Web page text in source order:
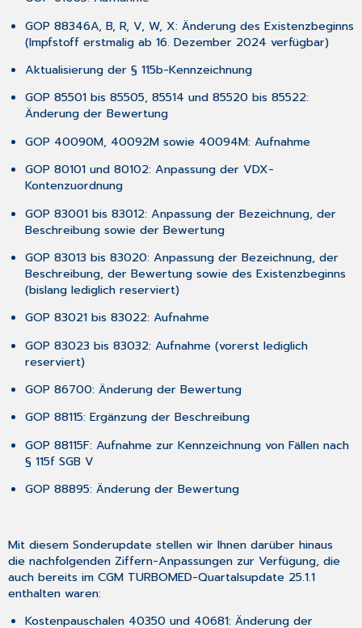
GOP 88346A, B, R, V, W, X: Änderung des Existenzbeginns
(Impfstoff erstmalig ab 16. Dezember 2024 verfügbar)
Aktualisierung der § 115b-Kennzeichnung
GOP 85501 bis 85505, 85514 und 85520 bis 85522:
Änderung der Bewertung
GOP 40090M, 40092M sowie 40094M: Aufnahme
GOP 80101 und 80102: Anpassung der VDX-
Kontenzuordnung
GOP 83001 bis 83012: Anpassung der Bezeichnung, der
Beschreibung sowie der Bewertung
GOP 83013 bis 83020: Anpassung der Bezeichnung, der
Beschreibung, der Bewertung sowie des Existenzbeginns
(bislang lediglich reserviert)
GOP 83021 bis 83022: Aufnahme
GOP 83023 bis 83032: Aufnahme (vorerst lediglich
reserviert)
GOP 86700: Änderung der Bewertung
GOP 88115: Ergänzung der Beschreibung
GOP 88115F: Aufnahme zur Kennzeichnung von Fällen nach
§ 115f SGB V
GOP 88895: Änderung der Bewertung
Mit diesem Sonderupdate stellen wir Ihnen darüber hinaus
die nachfolgenden Ziffern-Anpassungen zur Verfügung, die
auch bereits im CGM TURBOMED-Quartalsupdate 25.1.1
enthalten waren:
Kostenpauschalen 40350 und 40681: Änderung der